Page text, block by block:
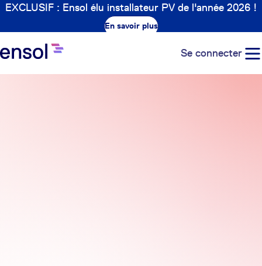
EXCLUSIF : Ensol élu installateur PV de l'année 2026 !
En savoir plus
Se connecter